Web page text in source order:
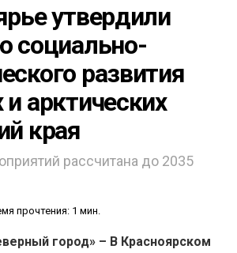
утвердили
социально-
развития
арктических
края
рассчитана до 2035
прочтения: 1 мин.
город» – В Красноярском